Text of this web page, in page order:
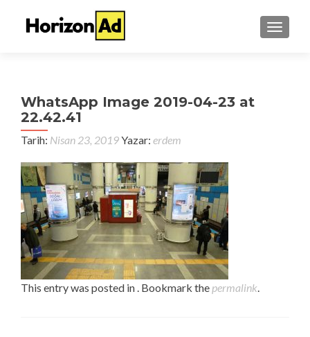
WhatsApp Image 2019-04-23 at
22.42.41
Tarih: Nisan 23, 2019Yazar: erdem
This entry was posted in . Bookmark the permalink.